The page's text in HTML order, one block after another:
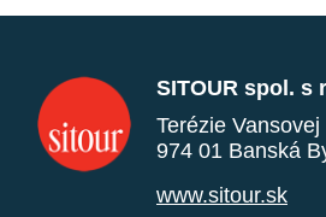
SITOUR spol. s
Terézie Vansovej
974 01 Banská
www.sitour.sk